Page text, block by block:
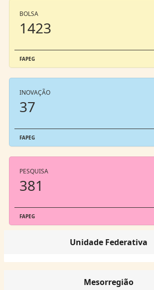
BOLSA
1423
FAPEG
INOVAÇÃO
37
FAPEG
PESQUISA
381
FAPEG
Unidade Federativa
Mesorregião